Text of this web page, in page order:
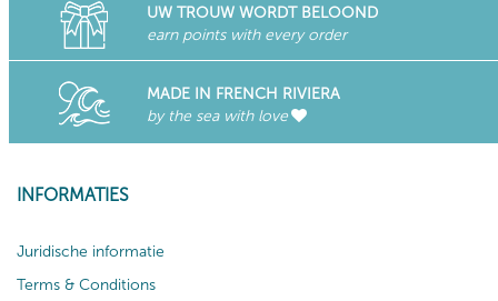
UW TROUW WORDT BELOOND
earn points with every order
MADE IN FRENCH RIVIERA
by the sea with love
INFORMATIES
Juridische informatie
Terms & Conditions